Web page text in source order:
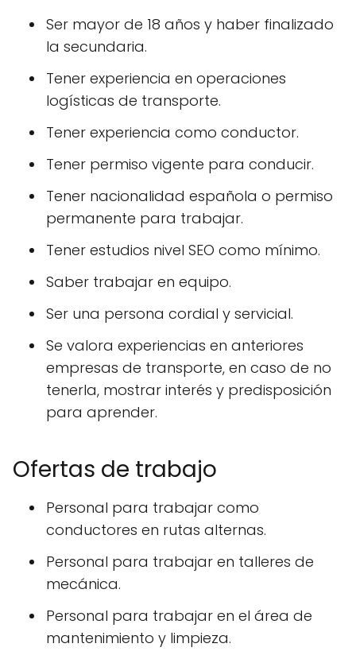
Ser mayor de 18 años y haber finalizado
la secundaria.
Tener experiencia en operaciones
logísticas de transporte.
Tener experiencia como conductor.
Tener permiso vigente para conducir.
Tener nacionalidad española o permiso
permanente para trabajar.
Tener estudios nivel SEO como mínimo.
Saber trabajar en equipo.
Ser una persona cordial y servicial.
Se valora experiencias en anteriores
empresas de transporte, en caso de no
tenerla, mostrar interés y predisposición
para aprender.
Ofertas de trabajo
Personal para trabajar como
conductores en rutas alternas.
Personal para trabajar en talleres de
mecánica.
Personal para trabajar en el área de
mantenimiento y limpieza.